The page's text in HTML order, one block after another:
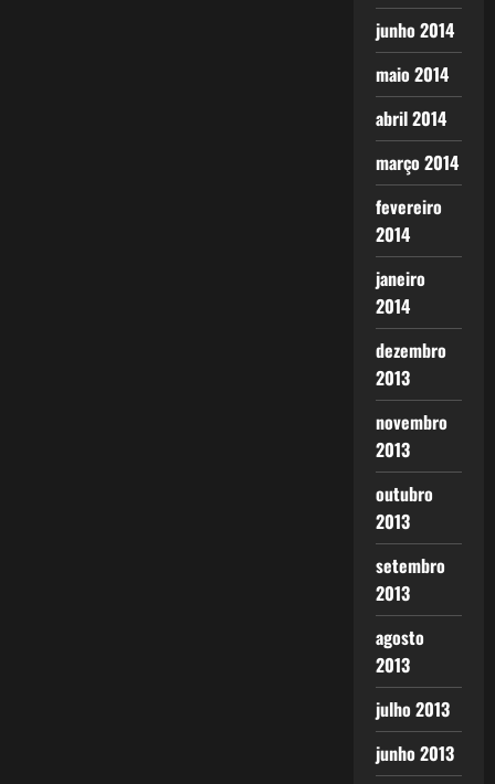
junho 2014
maio 2014
abril 2014
março 2014
fevereiro
2014
janeiro
2014
dezembro
2013
novembro
2013
outubro
2013
setembro
2013
agosto
2013
julho 2013
junho 2013